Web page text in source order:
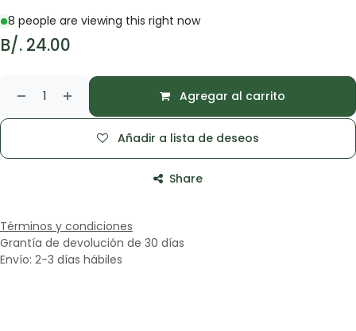
8 people are viewing this right now
B/. 24.00
Agregar al carrito
Añadir a lista de deseos
Share
Términos y condiciones
Grantía de devolución de 30 días
Envío: 2-3 días hábiles